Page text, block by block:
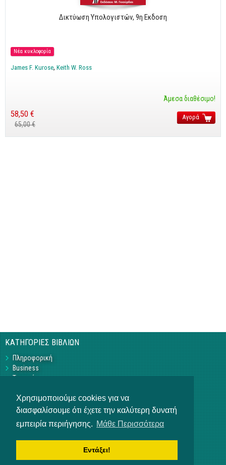
Χρησιμοποιούμε cookies για να
διασφαλίσουμε ότι έχετε την καλύτερη δυνατή
εμπειρία περιήγησης. Μάθε Περισσότερα
Εντάξει!
Δικτύωση Υπολογιστών, 9η Εκδοση
Νέα κυκλοφορία
James F. Kurose Keith W. Ross
Άμεσα διαθέσιμο!
58,50 €
65,00 €
Αγορά
ΚΑΤΗΓΟΡΙΕΣ ΒΙΒΛΙΩΝ
Πληροφορική
Business
Τεχνικά
Υπό Έκδοση
Η ΕΤΑΙΡΕΙΑ
Επικοινωνία